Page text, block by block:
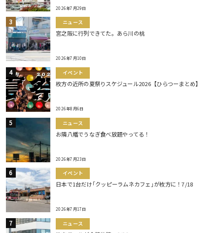
2026年7月29日
ニュース
宮之阪に行列できてた。あら川の桃
2026年7月10日
イベント
枚方の近所の夏祭りスケジュール2026【ひらつーまとめ】
2026年8月6日
ニュース
お隣八幡でうなぎ食べ放題やってる！
2026年7月23日
イベント
日本で1台だけ｢クッピーラムネカフェ｣が枚方に！7/18
2026年7月17日
ニュース